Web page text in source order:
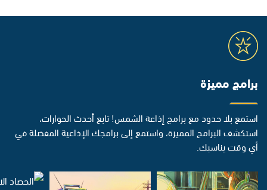
برامج مميزة
استمع بلا حدود مع برامج إذاعة الشمس! تابع أحدث الحوارات،
استكشف البرامج المميزة، واستمع إلى برامجك الإذاعية المفضلة في
أي وقت يناسبك.